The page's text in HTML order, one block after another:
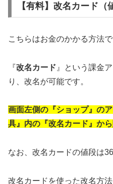
【有料】改名カード（
こちらはお金のかかる方法で
『改名カード 』という課金
り、改名が可能です。
画面左側の『ショップ』の
具』内の『改名カード』から
なお、改名カードの値段は
改名カードを使った改名方